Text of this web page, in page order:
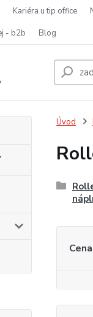
kariéra u tip office
- b2b blog
Úvod